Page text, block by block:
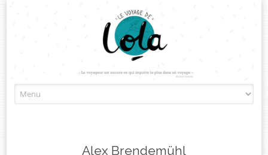
to
Alex Brendemühl